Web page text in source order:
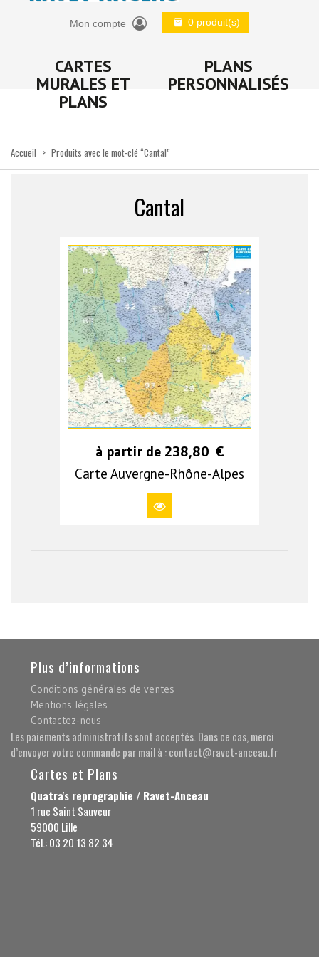
Mon compte 0 produit(s)
CARTES
MURALES ET
PLANS
PLANS
PERSONNALISÉS
Accueil > Produits avec le mot-clé “Cantal”
Cantal
à partir de 238,80 €
Carte Auvergne-Rhône-Alpes
Plus d’informations
Conditions générales de ventes
Mentions légales
Contactez-nous
Les paiements administratifs sont acceptés. Dans ce cas, merci
d’envoyer votre commande par mail à : contact@ravet-anceau.fr
Cartes et Plans
Quatra's reprographie / Ravet-Anceau
1 rue Saint Sauveur
59000 Lille
Tél.: 03 20 13 82 34